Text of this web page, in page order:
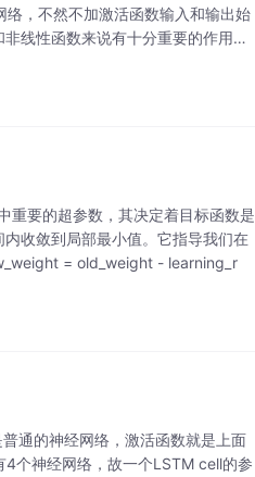
，不然不加激活函数输入和输出始
线性函数来说有十分重要的作用。
要的超参数，其决定着目标函数是
收敛到局部最小值。它指导我们在
= old_weight - learning_r
通的神经网络，激活函数就是上面
个神经网络，故一个LSTM cell的参